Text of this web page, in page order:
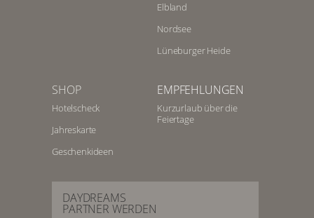
Elbland
Nordsee
Lüneburger Heide
SHOP
Hotelscheck
Jahreskarte
Geschenkideen
EMPFEHLUNGEN
Kurzurlaub über die
Feiertage
DAYDREAMS
PARTNER WERDEN